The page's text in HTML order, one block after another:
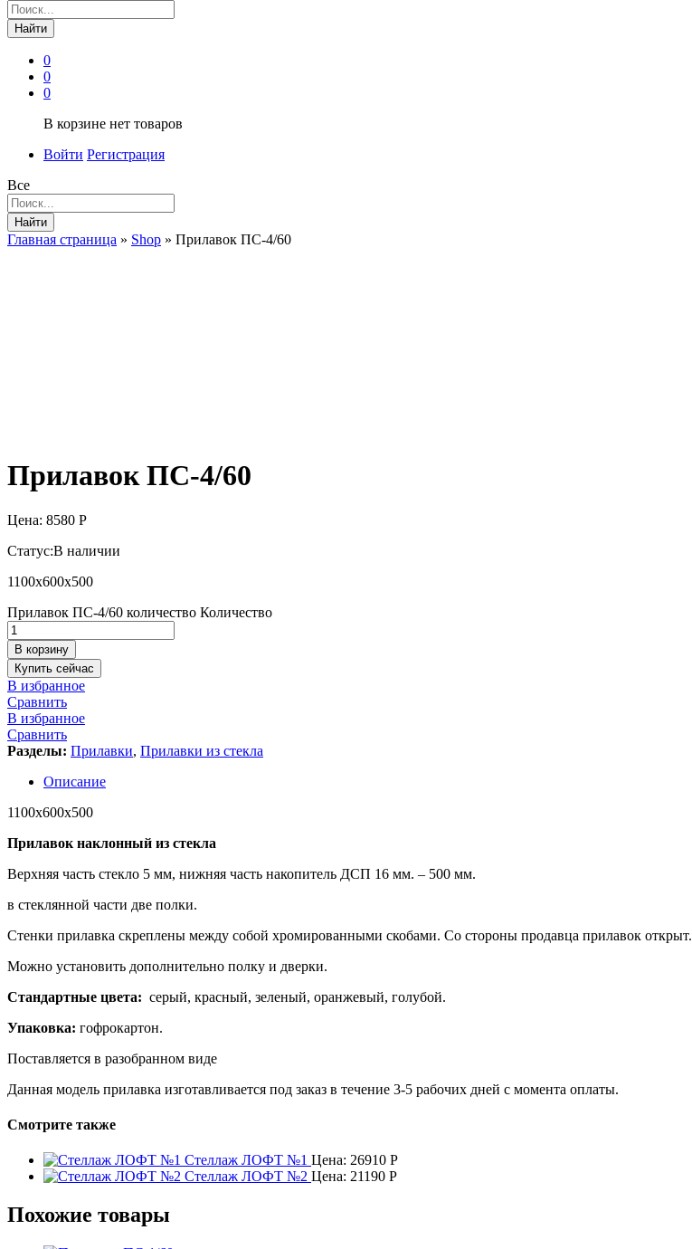
Найти
0
0
0
В корзине нет товаров
Войти Регистрация
Все
Найти
Главная страница » Shop » Прилавок ПС-4/60
Прилавок ПС-4/60
Цена: 8580 Р
Статус:В наличии
1100х600х500
Прилавок ПС-4/60 количество Количество
В корзину
Купить сейчас
В избранное
Сравнить
В избранное
Сравнить
Разделы: Прилавки, Прилавки из стекла
Описание
1100х600х500
Прилавок наклонный из стекла
Верхняя часть стекло 5 мм, нижняя часть накопитель ДСП 16 мм. – 500 мм.
в стеклянной части две полки.
Стенки прилавка скреплены между собой хромированными скобами. Со стороны продавца прилавок открыт.
Можно установить дополнительно полку и дверки.
Стандартные цвета: серый, красный, зеленый, оранжевый, голубой.
Упаковка: гофрокартон.
Поставляется в разобранном виде
Данная модель прилавка изготавливается под заказ в течение 3-5 рабочих дней с момента оплаты.
Смотрите также
Стеллаж ЛОФТ №1 Цена: 26910 Р
Стеллаж ЛОФТ №2 Цена: 21190 Р
Похожие товары